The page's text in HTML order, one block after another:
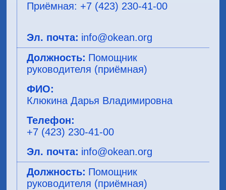
Приёмная: +7 (423) 230-41-00
info@okean.org
Помощник
руководителя (приёмная)
Клюкина Дарья Владимировна
+7 (423) 230-41-00
info@okean.org
Помощник
руководителя (приёмная)